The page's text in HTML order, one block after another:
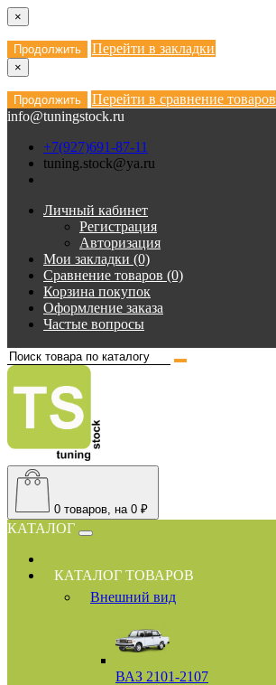
×
Продолжить Перейти в закладки
×
Продолжить
Перейти в сравнение товаров
info@tuningstock.ru
+7(927)691-87-11
tuning.stock@ya.ru
Личный кабинет
Регистрация
Авторизация
Мои закладки (0)
Сравнение товаров (0)
Корзина покупок
Оформление заказа
Частые вопросы
0 товаров, на 0 ₽
КАТАЛОГ
КАТАЛОГ ТОВАРОВ
Внешний вид
ВАЗ 2101-2107